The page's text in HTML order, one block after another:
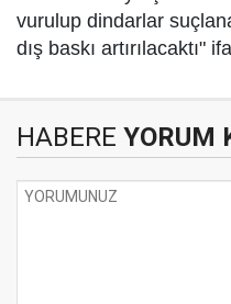
vurulup dindarlar
dış baskı artırılacaktı"
HABERE YORUM